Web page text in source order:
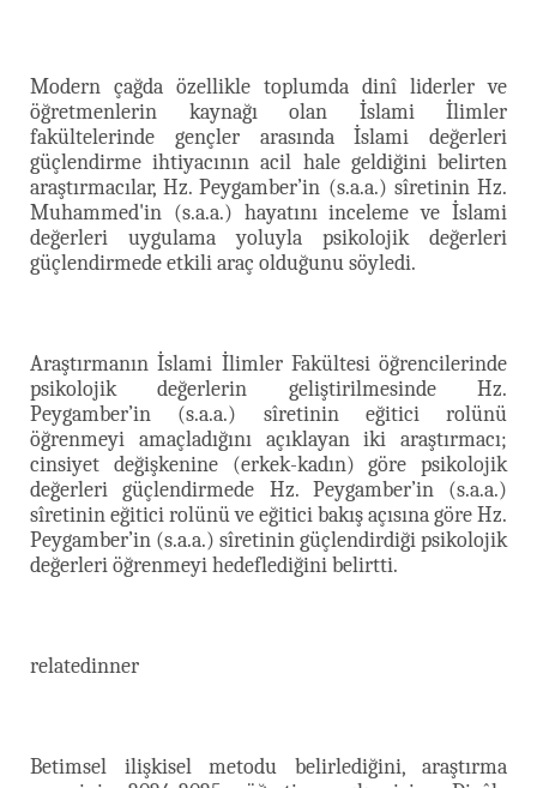
Modern çağda özellikle toplumda dinî liderler ve
öğretmenlerin kaynağı olan İslami İlimler
fakültelerinde gençler arasında İslami değerleri
güçlendirme ihtiyacının acil hale geldiğini belirten
araştırmacılar, Hz. Peygamber’in (s.a.a.) sîretinin Hz.
Muhammed'in (s.a.a.) hayatını inceleme ve İslami
değerleri uygulama yoluyla psikolojik değerleri
güçlendirmede etkili araç olduğunu söyledi.
Araştırmanın İslami İlimler Fakültesi öğrencilerinde
psikolojik değerlerin geliştirilmesinde Hz.
Peygamber’in (s.a.a.) sîretinin eğitici rolünü
öğrenmeyi amaçladığını açıklayan iki araştırmacı;
cinsiyet değişkenine (erkek-kadın) göre psikolojik
değerleri güçlendirmede Hz. Peygamber’in (s.a.a.)
sîretinin eğitici rolünü ve eğitici bakış açısına göre Hz.
Peygamber’in (s.a.a.) sîretinin güçlendirdiği psikolojik
değerleri öğrenmeyi hedeflediğini belirtti.
relatedinner
Betimsel ilişkisel metodu belirlediğini, araştırma